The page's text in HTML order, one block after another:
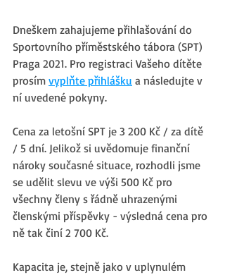
Dneškem zahajujeme přihlašování do
Sportovního příměstského tábora (SPT)
Praga 2021. Pro registraci Vašeho dítěte
prosím vyplňte přihlášku a následujte v
ní uvedené pokyny.
Cena za letošní SPT je 3 200 Kč / za dítě
/ 5 dní. Jelikož si uvědomuje finanční
nároky současné situace, rozhodli jsme
se udělit slevu ve výši 500 Kč pro
všechny členy s řádně uhrazenými
členskými příspěvky - výsledná cena pro
ně tak činí 2 700 Kč.
Kapacita je, stejně jako v uplynulém